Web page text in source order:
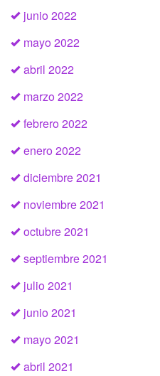
junio 2022
mayo 2022
abril 2022
marzo 2022
febrero 2022
enero 2022
diciembre 2021
noviembre 2021
octubre 2021
septiembre 2021
julio 2021
junio 2021
mayo 2021
abril 2021